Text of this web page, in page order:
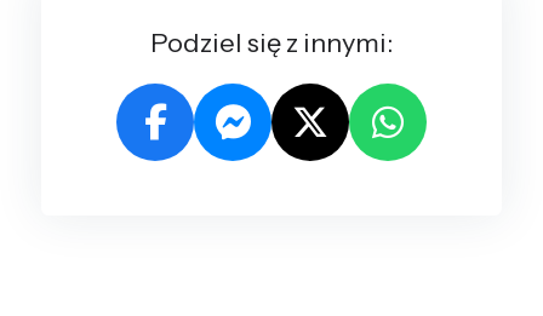
Podziel się z innymi: